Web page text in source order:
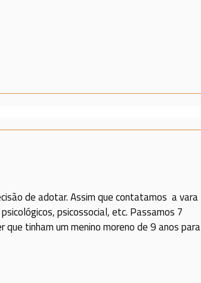
de adotar. Assim que contatamos a vara
psicossocial, etc. Passamos 7
tinham um menino moreno de 9 anos para